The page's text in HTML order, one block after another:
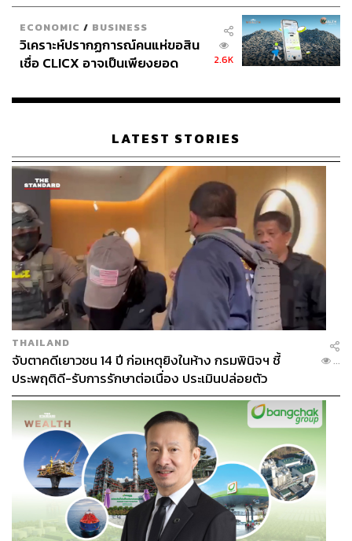
ECONOMIC / BUSINESS
วิเคราะห์ปรากฏการณ์คนแห่ขอสิน
เชื่อ CLICX อาจเป็นเพียงยอด
เรือนไทยที่ถูกซุกไว้
2.6K
LATEST STORIES
THAILAND
จับตาคดีเยาวชน 14 ปี ก่อเหตุยิงในห้าง กรมพินิจฯ ชี้
ประพฤติดี-รับการรักษาต่อเนื่อง ประเมินปล่อยตัว
...